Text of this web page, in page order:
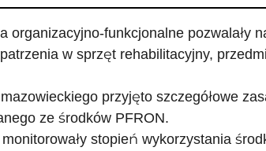
organizacyjno-funkcjonalne pozwalały
w sprzęt rehabilitacyjny,
przyjęto szczegółowe
ze środków PFRON.
stopień wykorzystania